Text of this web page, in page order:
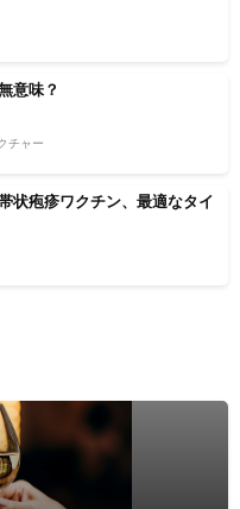
意味？
チャー
状疱疹ワクチン、最適なタイ